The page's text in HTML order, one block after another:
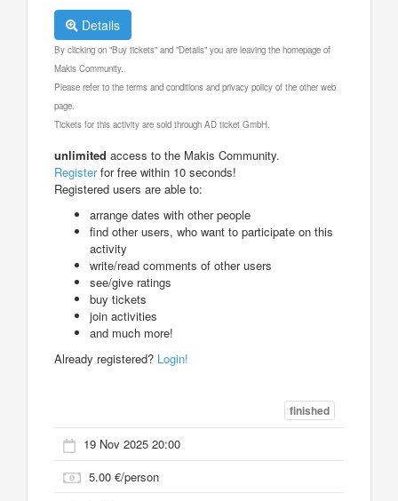
Details
By clicking on "Buy tickets" and "Details" you are leaving the homepage of
Makis Community.
Please refer to the terms and conditions and privacy policy of the other web
page.
Tickets for this activity are sold through AD ticket GmbH.
unlimited access to the Makis Community.
Registerfor free within 10 seconds!
Registered users are able to:
arrange dates with other people
find other users, who want to participate on this
activity
write/read comments of other users
see/give ratings
buy tickets
join activities
and much more!
Already registered? Login!
finished
19 Nov 2025 20:00
5.00 €/person